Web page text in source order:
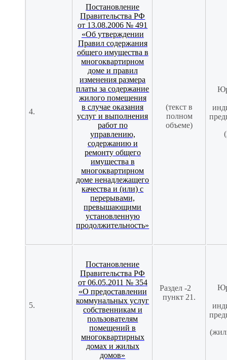
4.
Постановление
Правительства РФ
от 13.08.2006 № 491
«Об утверждении
Правил содержания
общего имущества в
многоквартирном
доме и правил
изменения размера
платы за содержание
жилого помещения
в случае оказания
услуг и выполнения
работ по
управлению,
содержанию и
ремонту общего
имущества в
многоквартирном
доме ненадлежащего
качества и (или) с
перерывами,
превышающими
установленную
продолжительность»
(текст в
полном
объеме)
5.
Постановление
Правительства РФ
от 06.05.2011 № 354
«О предоставлении
коммунальных услуг
собственникам и
пользователям
помещений в
многоквартирных
домах и жилых
домов»
Раздел -2
пункт 21.